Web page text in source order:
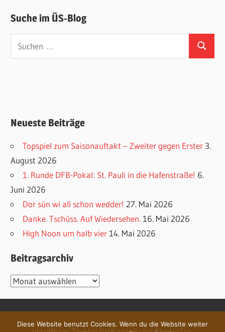
Suche im ÜS-Blog
Suchen
Neueste Beiträge
Topspiel zum Saisonauftakt – Zweiter gegen Erster 3.
August 2026
1. Runde DFB-Pokal: St. Pauli in die Hafenstraße! 6.
Juni 2026
Dor sün wi all schon wedder! 27. Mai 2026
Danke. Tschüss. Auf Wiedersehen. 16. Mai 2026
High Noon um halb vier 14. Mai 2026
Beitragsarchiv
Beitragsarchiv
Diese Website benutzt Cookies. Wenn du die Website weiter